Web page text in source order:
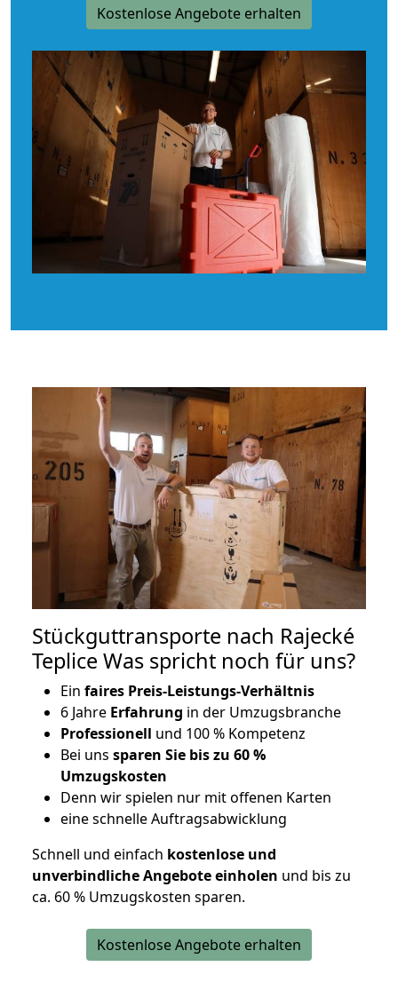
Kostenlose Angebote erhalten
Stückguttransporte nach Rajecké
Teplice Was spricht noch für uns?
Ein faires Preis-Leistungs-Verhältnis
6 Jahre Erfahrung in der Umzugsbranche
Professionell und 100 % Kompetenz
Bei uns sparen Sie bis zu 60 %
Umzugskosten
Denn wir spielen nur mit offenen Karten
eine schnelle Auftragsabwicklung
Schnell und einfach kostenlose und
unverbindliche Angebote einholen und bis zu
ca. 60 % Umzugskosten sparen.
Kostenlose Angebote erhalten